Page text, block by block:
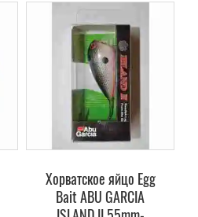
Хорватское яйцо Egg
Bait ABU GARCIA